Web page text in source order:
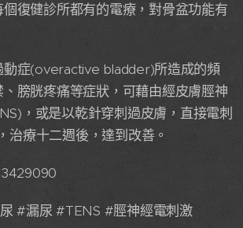
復健診所都有的電療，對骨盆功能有
動症(overactive bladder)所造成的頻
膀胱疼痛等症狀，可藉由經皮膚脛神
，或是以乾針穿刺過皮膚，直接電刺
治療十二週後，達到改善。
#漏尿 #TENS #脛神經電刺激